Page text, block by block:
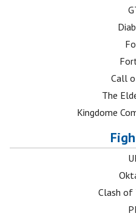
Call
The
Kingdome
Clash of